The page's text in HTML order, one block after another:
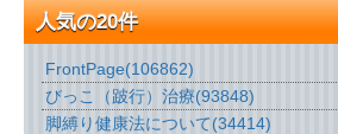
人気の20件
FrontPage(106862)
びっこ（跛行）治療(93848)
脚縛り健康法について(34414)